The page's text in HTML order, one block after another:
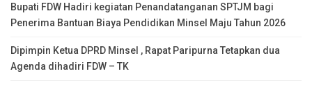
Bupati FDW Hadiri kegiatan Penandatanganan SPTJM bagi
Penerima Bantuan Biaya Pendidikan Minsel Maju Tahun 2026
Dipimpin Ketua DPRD Minsel , Rapat Paripurna Tetapkan dua
Agenda dihadiri FDW – TK